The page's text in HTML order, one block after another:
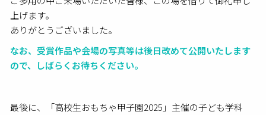
上げます。
ありがとうございました。
なお、受賞作品や会場の写真等は後日改めて公開いたします
ので、しばらくお待ちください。
最後に、「高校生おもちゃ甲子園2025」主催の子ども学科